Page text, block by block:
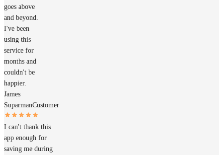
goes above
and beyond.
I've been
using this
service for
months and
couldn't be
happier.
James
SuparmanCustomer
I can't thank this
app enough for
saving me during